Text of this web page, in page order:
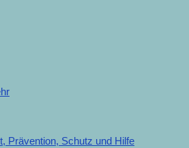
Prävention, Schutz und Hilfe